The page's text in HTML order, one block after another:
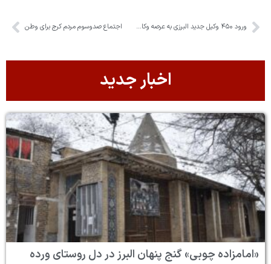
ورود ۴۵۰ وکیل جدید البرزی به عرصه وکالت اجتماع صدوسوم مردم کرج برای وطن
اخبار جدید
«امامزاده چوبی» گنج پنهان البرز در دل روستای ورده